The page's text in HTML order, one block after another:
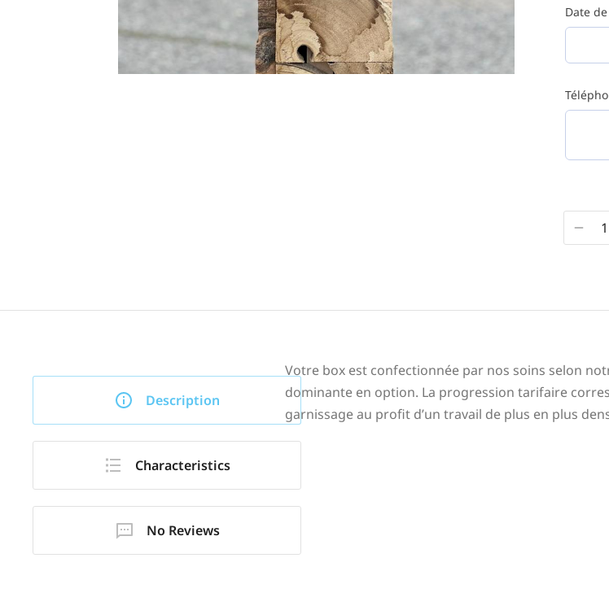
Date
Description
Characteristics
No Reviews
Votre box est confectionnée par nos soins selon
dominante en option. La progression tarifaire
garnissage au profit d’un travail de plus en plus